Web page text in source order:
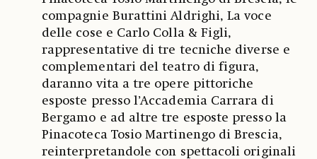
compagnie Burattini Aldrighi, La voce
delle cose e Carlo Colla & Figli,
rappresentative di tre tecniche diverse e
complementari del teatro di figura,
daranno vita a tre opere pittoriche
esposte presso l’Accademia Carrara di
Bergamo e ad altre tre esposte presso la
Pinacoteca Tosio Martinengo di Brescia,
reinterpretandole con spettacoli originali